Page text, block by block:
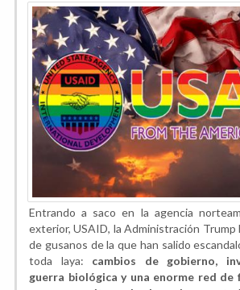
Entrando a saco en la agencia
exterior, USAID, la Administración Trump
de gusanos de la que han salido
toda laya: cambios de gobierno,
guerra biológica y una enorme red de